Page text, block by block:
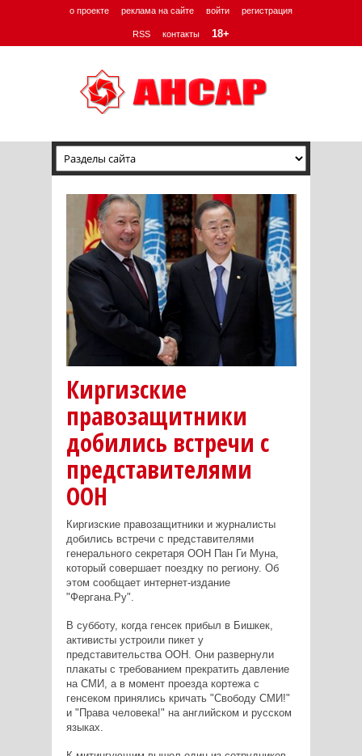
о проекте реклама на сайте войти регистрация
RSS контакты 18+
Киргизские
правозащитники
добились встречи с
представителями
ООН
Киргизские правозащитники и журналисты
добились встречи с представителями
генерального секретаря ООН Пан Ги Муна,
который совершает поездку по региону. Об
этом сообщает интернет-издание
"Фергана.Ру".
В субботу, когда генсек прибыл в Бишкек,
активисты устроили пикет у
представительства ООН. Они развернули
плакаты с требованием прекратить давление
на СМИ, а в момент проезда кортежа с
генсеком принялись кричать "Свободу СМИ!"
и "Права человека!" на английском и русском
языках.